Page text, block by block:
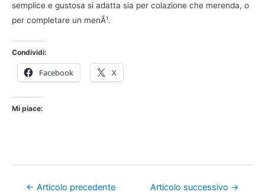
semplice e gustosa si adatta sia per colazione che merenda, o
per completare un menÃ¹.
Condividi:
Facebook X
Mi piace:
Navigazione
← Articolo precedente Articolo successivo →